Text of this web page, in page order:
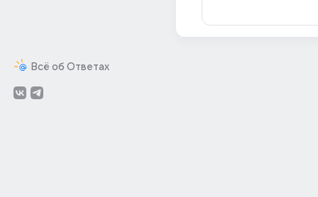
Всё об Ответах